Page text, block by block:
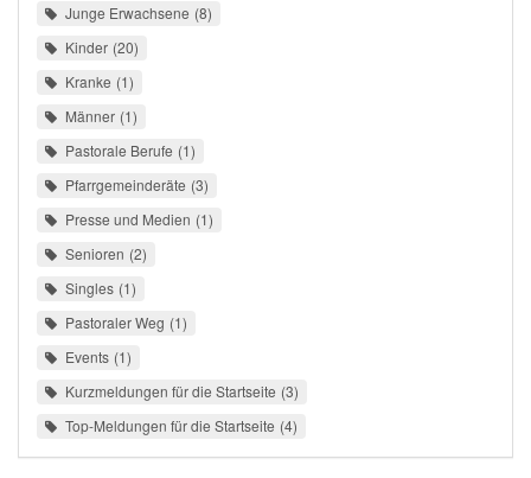
Junge Erwachsene 8
Kinder 20
Kranke 1
Männer 1
Pastorale Berufe 1
Pfarrgemeinderäte 3
Presse und Medien 1
Senioren 2
Singles 1
Pastoraler Weg 1
Events 1
Kurzmeldungen für die Startseite 3
Top-Meldungen für die Startseite 4